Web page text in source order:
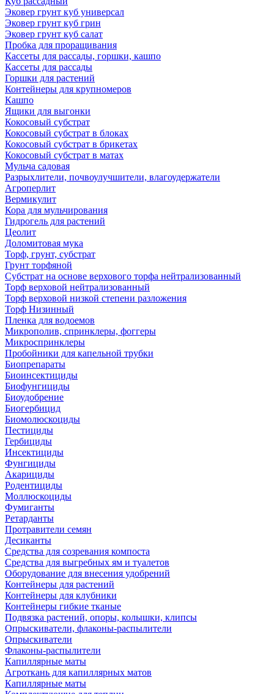
Эковер грунт куб универсал
Эковер грунт куб грин
Эковер грунт куб салат
Пробка для проращивания
Кассеты для рассады, горшки, кашпо
Кассеты для рассады
Горшки для растений
Контейнеры для крупномеров
Кашпо
Ящики для выгонки
Кокосовый субстрат
Кокосовый субстрат в блоках
Кокосовый субстрат в брикетах
Кокосовый субстрат в матах
Мульча садовая
Разрыхлители, почвоулучшители, влагоудержатели
Агроперлит
Вермикулит
Кора для мульчирования
Гидрогель для растений
Цеолит
Доломитовая мука
Торф, грунт, субстрат
Грунт торфяной
Субстрат на основе верхового торфа нейтрализованный
Торф верховой нейтрализованный
Торф верховой низкой степени разложения
Торф Низинный
Пленка для водоемов
Микрополив, спринклеры, фоггеры
Микроспринклеры
Пробойники для капельной трубки
Биопрепараты
Биоинсектициды
Биофунгициды
Биоудобрение
Биогербицид
Биомолюскоциды
Пестициды
Гербициды
Инсектициды
Фунгициды
Акарициды
Родентициды
Моллюскоциды
Фумиганты
Ретарданты
Протравители семян
Десиканты
Средства для созревания компоста
Средства для выгребных ям и туалетов
Оборудование для внесения удобрений
Контейнеры для растений
Контейнеры для клубники
Контейнеры гибкие тканые
Подвязка растений, опоры, колышки, клипсы
Опрыскиватели, флаконы-распылители
Опрыскиватели
Флаконы-распылители
Капиллярные маты
Агроткань для капиллярных матов
Капиллярные маты